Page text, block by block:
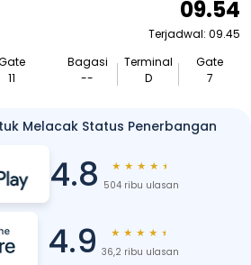
11
09.54
Terjadwal: 09.45
Bagasi
--
Terminal
D
Gate
7
Melacak Status Penerbangan
4.8 ★ ★ ★ ★ ★
504 ribu ulasan
4.9 ★ ★ ★ ★ ★
36,2 ribu ulasan